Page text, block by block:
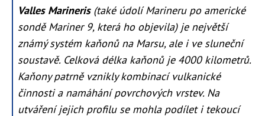
ze
102
snímků
pořízených
sondou
Viking
Orbiter
letící
2500
kilometrů
Valles Marineris(také údolí Marineru po americké
sondě Mariner 9, která ho objevila) je největší
známý systém kaňonů na Marsu, ale i ve sluneční
soustavě. Celková délka kaňonů je 4000 kilometrů.
Kaňony patrně vznikly kombinací vulkanické
činnosti a namáhání povrchových vrstev. Na
utváření jejich profilu se mohla podílet i tekoucí